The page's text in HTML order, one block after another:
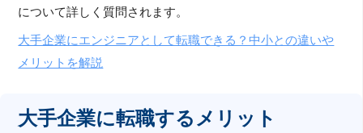
について詳しく質問されます。
大手企業にエンジニアとして転職できる？中小との違いや
メリットを解説
大手企業に転職するメリット